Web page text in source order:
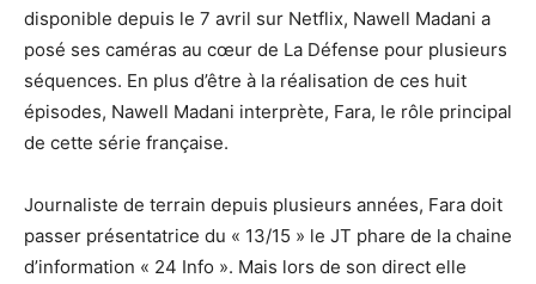
disponible depuis le 7 avril sur Netflix, Nawell Madani a
posé ses caméras au cœur de La Défense pour plusieurs
séquences. En plus d’être à la réalisation de ces huit
épisodes, Nawell Madani interprète, Fara, le rôle principal
de cette série française.
Journaliste de terrain depuis plusieurs années, Fara doit
passer présentatrice du « 13/15 » le JT phare de la chaine
d’information « 24 Info ». Mais lors de son direct elle